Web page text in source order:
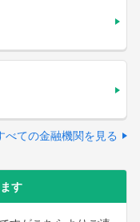
べての金融機関を見る
す